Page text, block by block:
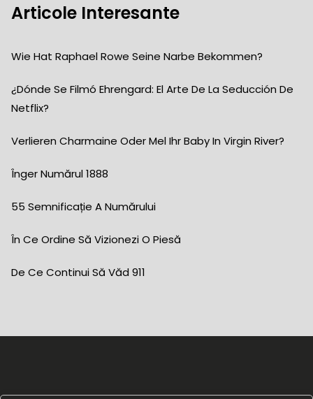
Articole Interesante
Wie Hat Raphael Rowe Seine Narbe Bekommen?
¿Dónde Se Filmó Ehrengard: El Arte De La Seducción De
Netflix?
Verlieren Charmaine Oder Mel Ihr Baby In Virgin River?
Înger Numărul 1888
55 Semnificație A Numărului
În Ce Ordine Să Vizionezi O Piesă
De Ce Continui Să Văd 911